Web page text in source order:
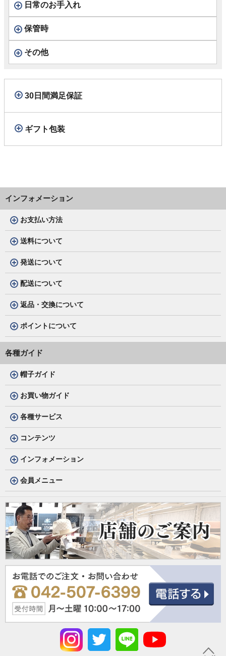
日常のお手入れ
保管時
その他
30日間満足保証
ギフト包装
インフォメーション
お支払い方法
送料について
発送について
配送について
返品・交換について
ポイントについて
各種ガイド
帽子ガイド
お買い物ガイド
各種サービス
コンテンツ
インフォメーション
会員メニュー